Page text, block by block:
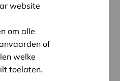
website
om alle
of
welke
toelaten.